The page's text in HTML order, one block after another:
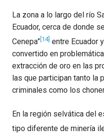
La zona a lo largo del río
Ecuador, cerca de donde
Cenepa”[14] entre Ecuador
convertido en
extracción de oro en las
las que participan tanto la
criminales como los
En la región selvática del
tipo diferente de minería